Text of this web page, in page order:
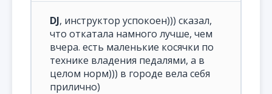
DJ, инструктор успокоен))) сказал,
что откатала намного лучше, чем
вчера. есть маленькие косячки по
технике владения педалями, а в
целом норм))) в городе вела себя
прилично)